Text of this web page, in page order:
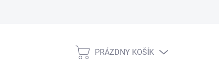
NÁKUPNÝ
PRÁZDNY KOŠÍK